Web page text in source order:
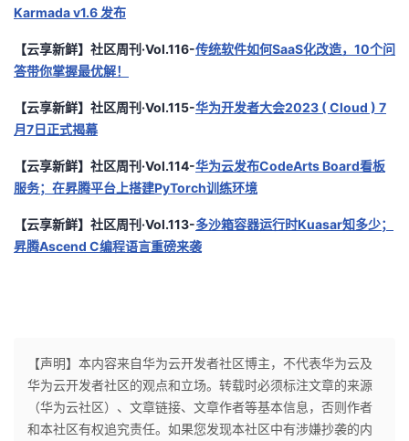
Karmada v1.6 发布
【云享新鲜】社区周刊·Vol.116-传统软件如何SaaS化改造，10个问
答带你掌握最优解！
【云享新鲜】社区周刊·Vol.115-华为开发者大会2023 ( Cloud ) 7
月7日正式揭幕
【云享新鲜】社区周刊·Vol.114-华为云发布CodeArts Board看板
服务；在昇腾平台上搭建PyTorch训练环境
【云享新鲜】社区周刊·Vol.113-多沙箱容器运行时Kuasar知多少；
昇腾Ascend C编程语言重磅来袭
【声明】本内容来自华为云开发者社区博主，不代表华为云及
华为云开发者社区的观点和立场。转载时必须标注文章的来源
（华为云社区）、文章链接、文章作者等基本信息，否则作者
和本社区有权追究责任。如果您发现本社区中有涉嫌抄袭的内